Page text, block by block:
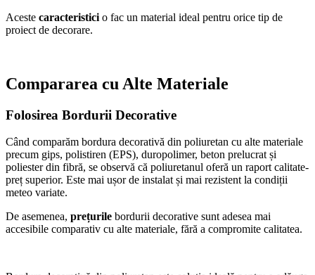
Aceste caracteristici o fac un material ideal pentru orice tip de
proiect de decorare.
Compararea cu Alte Materiale
Folosirea Bordurii Decorative
Când comparăm bordura decorativă din poliuretan cu alte materiale
precum gips, polistiren (EPS), duropolimer, beton prelucrat și
poliester din fibră, se observă că poliuretanul oferă un raport calitate-
preț superior. Este mai ușor de instalat și mai rezistent la condiții
meteo variate.
De asemenea, prețurile bordurii decorative sunt adesea mai
accesibile comparativ cu alte materiale, fără a compromite calitatea.